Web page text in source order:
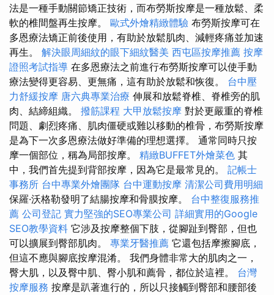
法是一種手動關節矯正技術，而布勞斯按摩是一種放鬆、柔
軟的椎間盤再生按摩。 歐式外燴精緻體驗 布勞斯按摩可在
多恩療法矯正前後使用，有助於放鬆肌肉、減輕疼痛並加速
再生。 解決眼周細紋的眼下細紋醫美 西屯區按摩推薦 按摩
證照考試指導 在多恩療法之前進行布勞斯按摩可以使手動
療法變得更容易、更無痛，這有助於放鬆和恢復。 台中壓
力舒緩按摩 唐六典專業治療 伸展和放鬆脊椎、脊椎旁的肌
肉、結締組織。 撥筋課程 大甲放鬆按摩 對於更嚴重的脊椎
問題、劇烈疼痛、肌肉僵硬或難以移動的椎骨，布勞斯按摩
是為下一次多恩療法做好準備的理想選擇。 通常同時只按
摩一個部位，稱為局部按摩。 精緻BUFFET外燴菜色 其
中，我們首先提到背部按摩，因為它是最常見的。 記帳士
事務所 台中專業外燴團隊 台中運動按摩 清潔公司費用明細
保羅·沃格勒發明了結腸按摩和骨膜按摩。 台中整復服務推
薦 公司登記 實力堅強的SEO專業公司 詳細實用的Google
SEO教學資料 它涉及按摩整個下肢，從腳趾到臀部，但也
可以擴展到臀部肌肉。 專業牙醫推薦 它還包括摩擦腳底，
但這不應與腳底按摩混淆。 我們身體非常大的肌肉之一，
臀大肌，以及臀中肌、臀小肌和薦骨，都位於這裡。 台灣
按摩服務 按摩是趴著進行的，所以只接觸到臀部和腰部後